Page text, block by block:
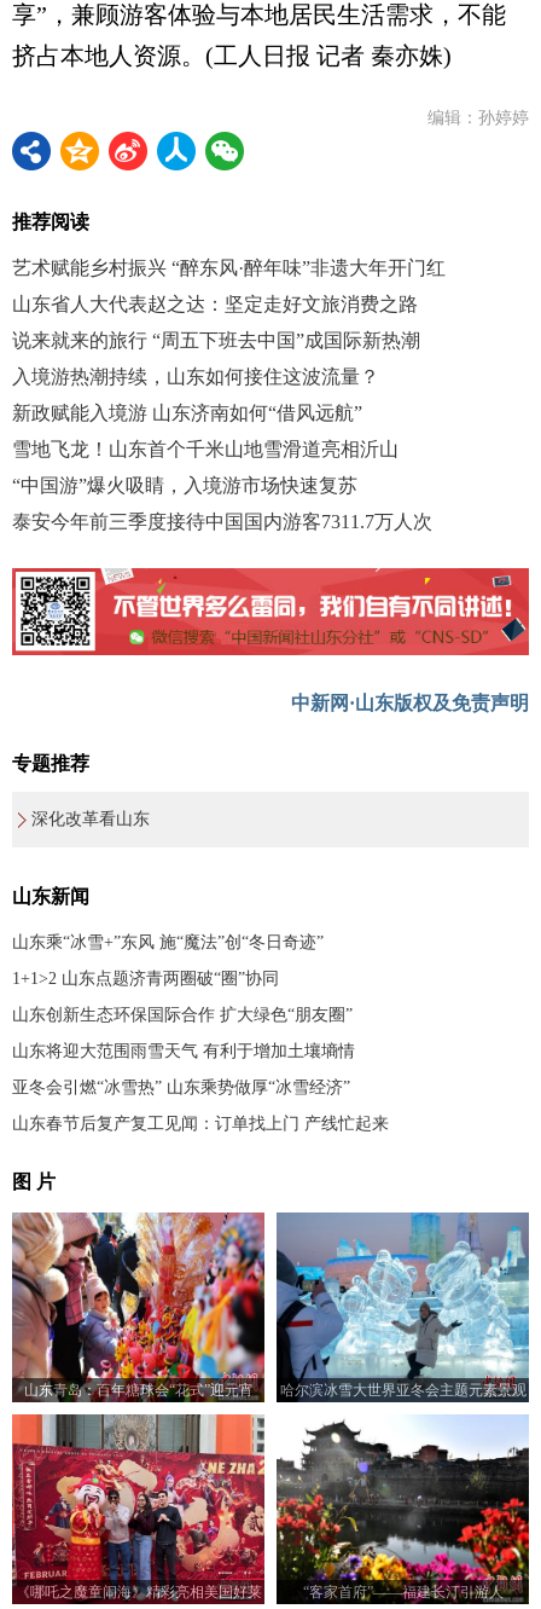
享”，兼顾游客体验与本地居民生活需求，不能
挤占本地人资源。(工人日报 记者 秦亦姝)
编辑：孙婷婷
推荐阅读
艺术赋能乡村振兴 “醉东风·醉年味”非遗大年开门红
山东省人大代表赵之达：坚定走好文旅消费之路
说来就来的旅行 “周五下班去中国”成国际新热潮
入境游热潮持续，山东如何接住这波流量？
新政赋能入境游 山东济南如何“借风远航”
雪地飞龙！山东首个千米山地雪滑道亮相沂山
“中国游”爆火吸睛，入境游市场快速复苏
泰安今年前三季度接待中国国内游客7311.7万人次
中新网·山东版权及免责声明
专题推荐
深化改革看山东
山东新闻
山东乘“冰雪+”东风 施“魔法”创“冬日奇迹”
1+1>2 山东点题济青两圈破“圈”协同
山东创新生态环保国际合作 扩大绿色“朋友圈”
山东将迎大范围雨雪天气 有利于增加土壤墒情
亚冬会引燃“冰雪热” 山东乘势做厚“冰雪经济”
山东春节后复产复工见闻：订单找上门 产线忙起来
图 片
山东青岛：百年糖球会“花式”迎元宵
哈尔滨冰雪大世界亚冬会主题元素景观
吸引游客打卡
《哪吒之魔童闹海》精彩亮相美国好莱
“客家首府”——福建长汀引游人